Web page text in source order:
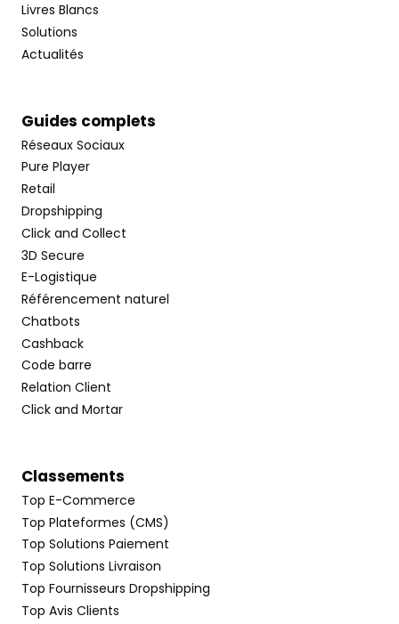
Livres Blancs
Solutions
Actualités
Guides complets
Réseaux Sociaux
Pure Player
Retail
Dropshipping
Click and Collect
3D Secure
E-Logistique
Référencement naturel
Chatbots
Cashback
Code barre
Relation Client
Click and Mortar
Classements
Top E-Commerce
Top Plateformes (CMS)
Top Solutions Paiement
Top Solutions Livraison
Top Fournisseurs Dropshipping
Top Avis Clients